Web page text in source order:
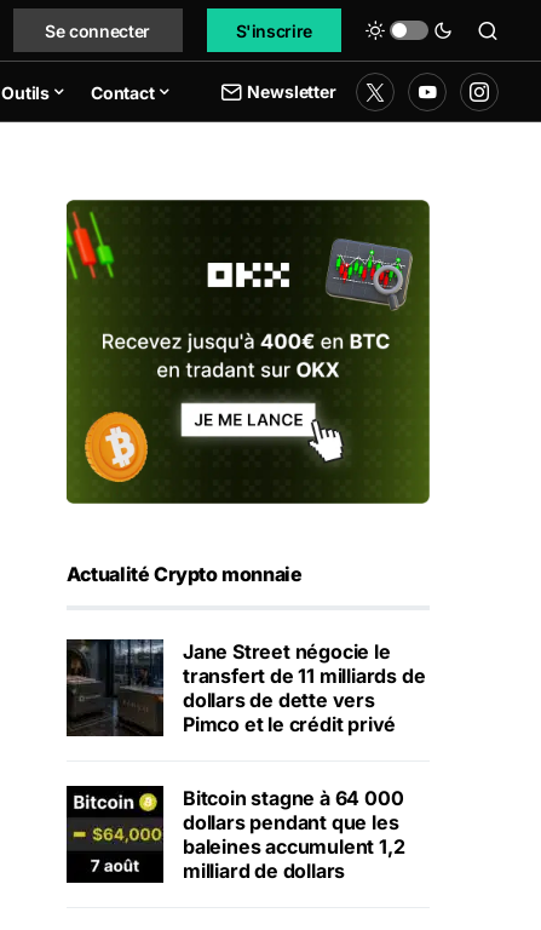
Se connecter S'inscrire
Outils Contact Newsletter
Actualité Crypto monnaie
Jane Street négocie le
transfert de 11 milliards de
dollars de dette vers
Pimco et le crédit privé
Bitcoin stagne à 64 000
dollars pendant que les
baleines accumulent 1,2
milliard de dollars